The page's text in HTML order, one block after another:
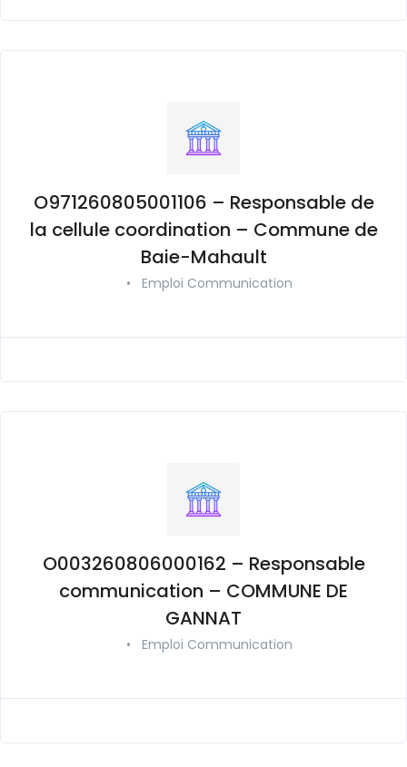
O971260805001106 – Responsable de
la cellule coordination – Commune de
Baie-Mahault
• Emploi Communication
O003260806000162 – Responsable
communication – COMMUNE DE
GANNAT
• Emploi Communication